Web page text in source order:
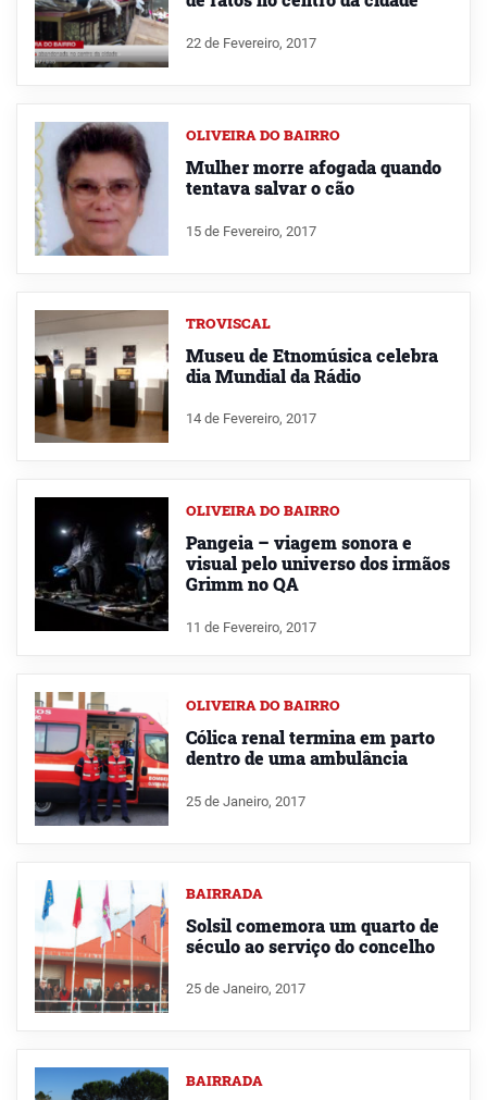
22 de Fevereiro, 2017
OLIVEIRA DO BAIRRO
Mulher morre afogada quando
tentava salvar o cão
15 de Fevereiro, 2017
TROVISCAL
Museu de Etnomúsica celebra
dia Mundial da Rádio
14 de Fevereiro, 2017
OLIVEIRA DO BAIRRO
Pangeia – viagem sonora e
visual pelo universo dos irmãos
Grimm no QA
11 de Fevereiro, 2017
OLIVEIRA DO BAIRRO
Cólica renal termina em parto
dentro de uma ambulância
25 de Janeiro, 2017
BAIRRADA
Solsil comemora um quarto de
século ao serviço do concelho
25 de Janeiro, 2017
BAIRRADA